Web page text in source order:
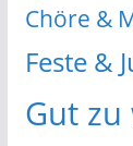
Chöre &
Feste &
Gut zu